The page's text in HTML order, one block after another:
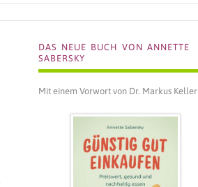
DAS NEUE BUCH VON ANNETTE
SABERSKY
Mit einem Vorwort von Dr. Markus Keller